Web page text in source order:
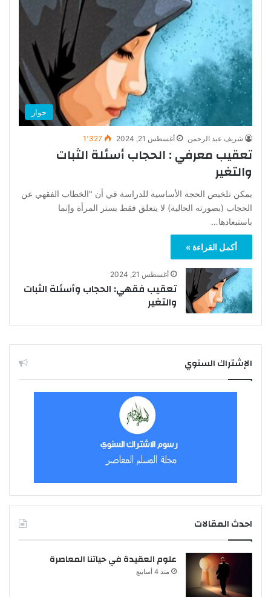
حوار
شريف عبد الرحمن أغسطس 21, 2024 1٬327
تعقيب معرفي : الحجاب أسئلة الثبات
والتغير
يمكن تلخيص الحجة الأساسية للدراسة في أن "الخطاب الفقهي عن
الحجاب (بصورته الحالية) لا يتعلق فقط بستر المرأة وإنما
باستبعادها…
أكمل القراءة »
أغسطس 21, 2024
تعقيب فقهي: الحجاب وأسئلة الثبات
والتغير
الإشتراك السنوي
احدث المقالات
علوم العقيدة في حياتنا المعاصرة
منذ 4 أسابيع